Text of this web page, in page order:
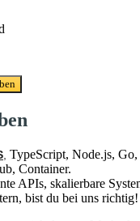
TypeScript, Node.js,
Container.
APIs, skalierbare
bist du bei uns richtig!